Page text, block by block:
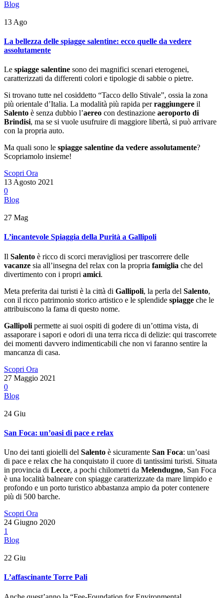
Blog
13 Ago
La bellezza delle spiagge salentine: ecco quelle da vedere
assolutamente
Le spiagge salentine sono dei magnifici scenari eterogenei,
caratterizzati da differenti colori e tipologie di sabbie o pietre.
Si trovano tutte nel cosiddetto “Tacco dello Stivale”, ossia la zona
più orientale d’Italia. La modalità più rapida perraggiungere il
Salento è senza dubbio l’aereo con destinazione aeroporto di
Brindisi, ma se si vuole usufruire di maggiore libertà, si può arrivare
con la propria auto.
Ma quali sono le spiagge salentine da vedere assolutamente?
Scopriamolo insieme!
Scopri Ora
13 Agosto 2021
0
Blog
27 Mag
L’incantevole Spiaggia della Purità a Gallipoli
Il Salento è ricco di scorci meravigliosi per trascorrere delle
vacanze sia all’insegna del relax con la propria famiglia che del
divertimento con i propri amici.
Meta preferita dai turisti è la città di Gallipoli, la perla del Salento,
con il ricco patrimonio storico artistico e le splendide spiagge che le
attribuiscono la fama di questo nome.
Gallipoli permette ai suoi ospiti di godere di un’ottima vista, di
assaporare i sapori e odori di una terra ricca di delizie: qui trascorrete
dei momenti davvero indimenticabili che non vi faranno sentire la
mancanza di casa.
Scopri Ora
27 Maggio 2021
0
Blog
24 Giu
San Foca: un’oasi di pace e relax
Uno dei tanti gioielli del Salento è sicuramente San Foca: un’oasi
di pace e relax che ha conquistato il cuore di tantissimi turisti. Situata
in provincia di Lecce, a pochi chilometri da Melendugno, San Foca
è una località balneare con spiagge caratterizzate da mare limpido e
profondo e un porto turistico abbastanza ampio da poter contenere
più di 500 barche.
Scopri Ora
24 Giugno 2020
1
Blog
22 Giu
L’affascinante Torre Pali